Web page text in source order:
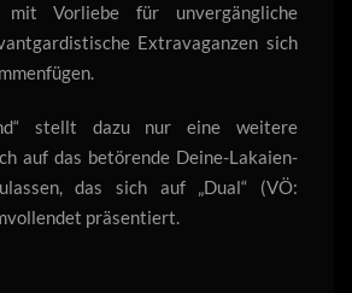
mit Vorliebe für unvergängliche
Extravaganzen sich
stellt dazu nur eine weitere
auf das betörende Deine-Lakaien-
das sich auf „Dual“ (VÖ:
präsentiert.